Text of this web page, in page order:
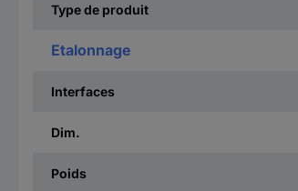
Type de produit
Etalonnage
Interfaces
Dim.
Poids